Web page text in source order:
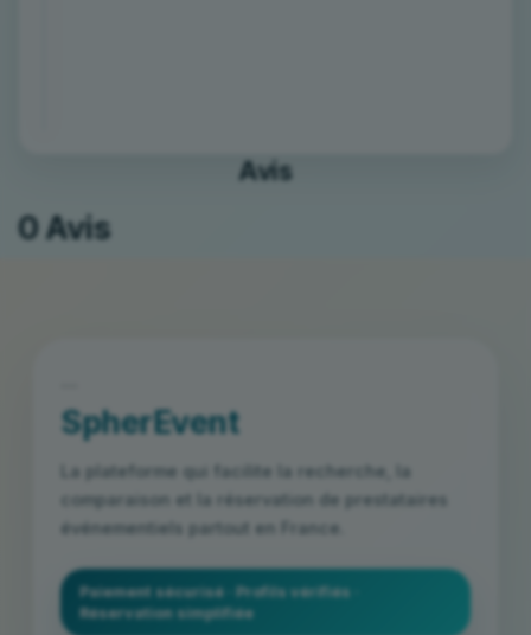
Avis
0 Avis
SpherEvent
La plateforme qui facilite la recherche, la
comparaison et la réservation de prestataires
événementiels partout en France.
Paiement sécurisé · Profils vérifiés ·
Réservation simplifiée